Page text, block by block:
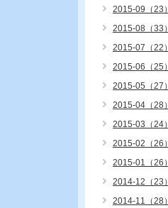
2015-09（23）
2015-08（33）
2015-07（22）
2015-06（25）
2015-05（27）
2015-04（28）
2015-03（24）
2015-02（26）
2015-01（26）
2014-12（23）
2014-11（28）